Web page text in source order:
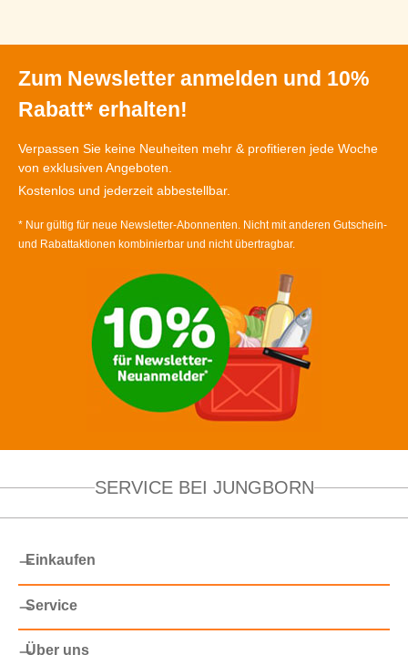
Zum Newsletter anmelden und 10%
Rabatt* erhalten!
Verpassen Sie keine Neuheiten mehr & profitieren jede Woche
von exklusiven Angeboten.
Kostenlos und jederzeit abbestellbar.
* Nur gültig für neue Newsletter-Abonnenten. Nicht mit anderen Gutschein-
und Rabattaktionen kombinierbar und nicht übertragbar.
SERVICE BEI JUNGBORN
Einkaufen
Service
Über uns